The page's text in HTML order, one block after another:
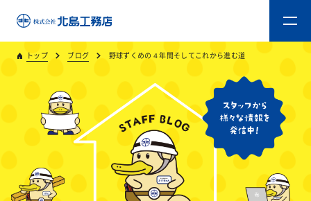
トップ ブログ 野球ずくめの４年間そしてこれから進む道
トップ
キタジマのものづくり
重量木骨造SE構法
新築工事